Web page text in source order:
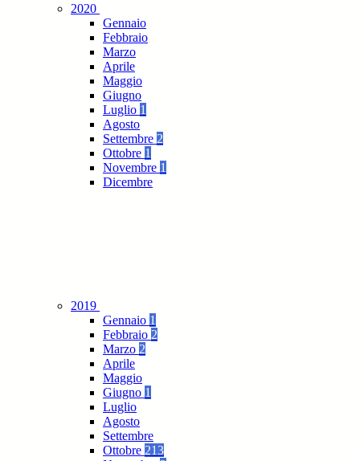
2020
Gennaio
Febbraio
Marzo
Aprile
Maggio
Giugno
Luglio 1
Agosto
Settembre 2
Ottobre 1
Novembre 1
Dicembre
2019
Gennaio 1
Febbraio 2
Marzo 2
Aprile
Maggio
Giugno 1
Luglio
Agosto
Settembre
Ottobre 213